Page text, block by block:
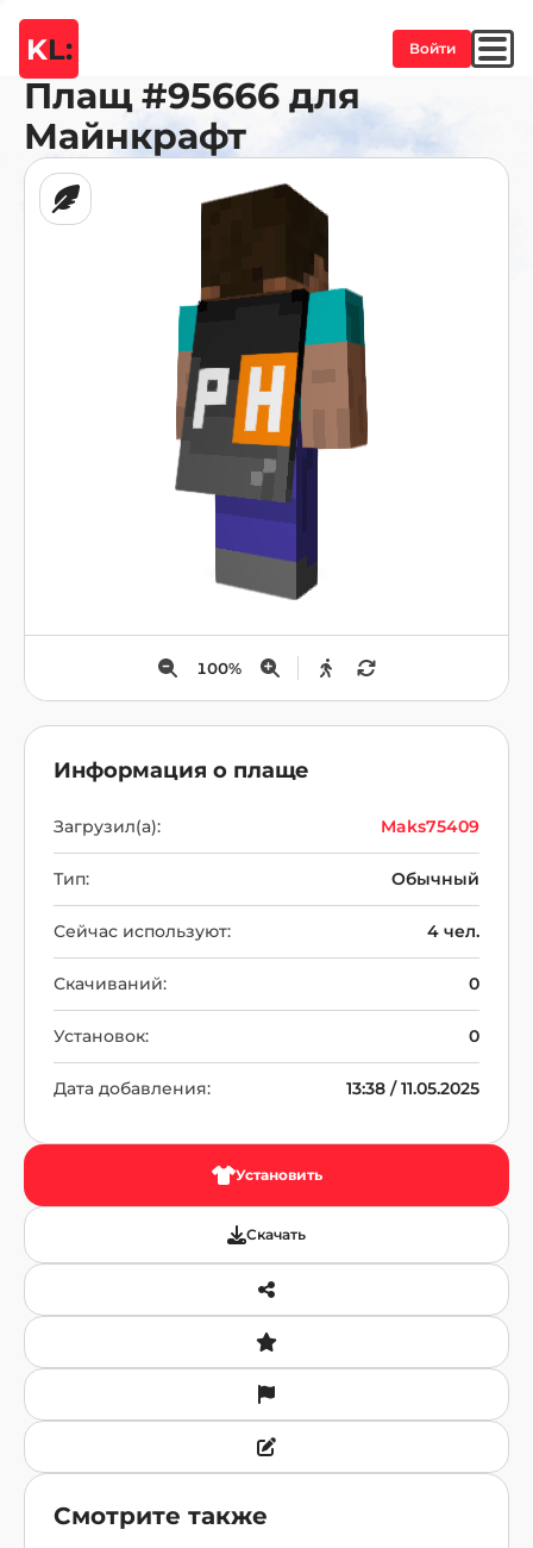
KL: Войти
Плащ #95666 для
Майнкрафт
100%
Информация о плаще
Загрузил(а): Maks75409
Тип: Обычный
Сейчас используют: 4 чел.
Скачиваний: 0
Установок: 0
Дата добавления: 13:38 / 11.05.2025
Установить
Скачать
Смотрите также